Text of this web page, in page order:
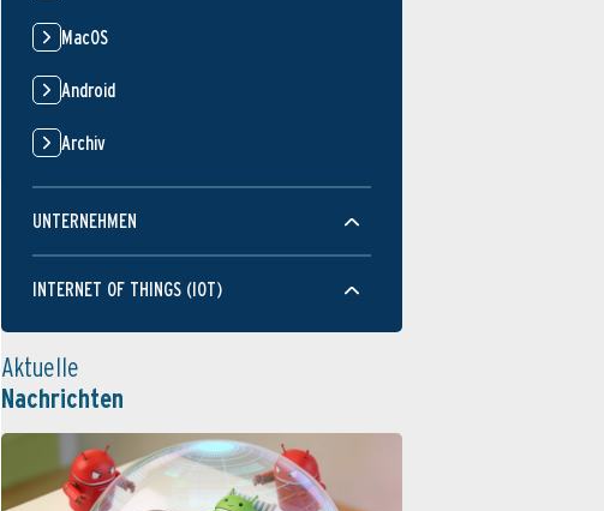
MacOS
Android
Archiv
UNTERNEHMEN
INTERNET OF THINGS (IOT)
Aktuelle
Nachrichten